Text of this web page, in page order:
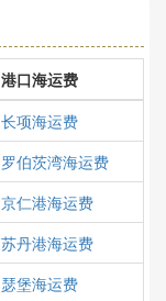
港口海运费
长项海运费
罗伯茨湾海运费
京仁港海运费
苏丹港海运费
瑟堡海运费